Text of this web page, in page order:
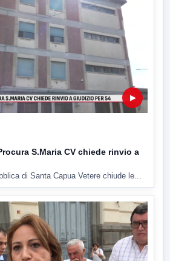
▶
S.Maria CV chiede rinvio a
di Santa Capua Vetere chiude le...